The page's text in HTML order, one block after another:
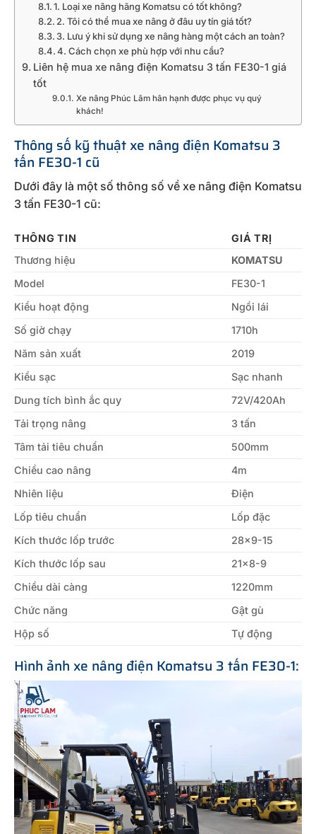
1. Loại xe nâng hãng Komatsu có tốt không?
2. Tôi có thể mua xe nâng ở đâu uy tín giá tốt?
3. Lưu ý khi sử dụng xe nâng hàng một cách an toàn?
4. Cách chọn xe phù hợp với nhu cầu?
Liên hệ mua xe nâng điện Komatsu 3 tấn FE30-1 giá
tốt
Xe nâng Phúc Lâm hân hạnh được phục vụ quý
khách!
Thông số kỹ thuật xe nâng điện Komatsu 3
tấn FE30-1 cũ
Dưới đây là một số thông số về xe nâng điện Komatsu
3 tấn FE30-1 cũ:
THÔNG TIN
GIÁ TRỊ
Thương hiệu
KOMATSU
Model
FE30-1
Kiểu hoạt động
Ngồi lái
Số giờ chạy
1710h
Năm sản xuất
2019
Kiểu sạc
Sạc nhanh
Dung tích bình ắc quy
72V/420Ah
Tải trọng nâng
3 tấn
Tâm tải tiêu chuẩn
500mm
Chiều cao nâng
4m
Nhiên liệu
Điện
Lốp tiêu chuẩn
Lốp đặc
Kích thước lốp trước
28×9-15
Kích thước lốp sau
21×8-9
Chiều dài càng
1220mm
Chức năng
Gật gù
Hộp số
Tự động
Hình ảnh xe nâng điện Komatsu 3 tấn FE30-1: